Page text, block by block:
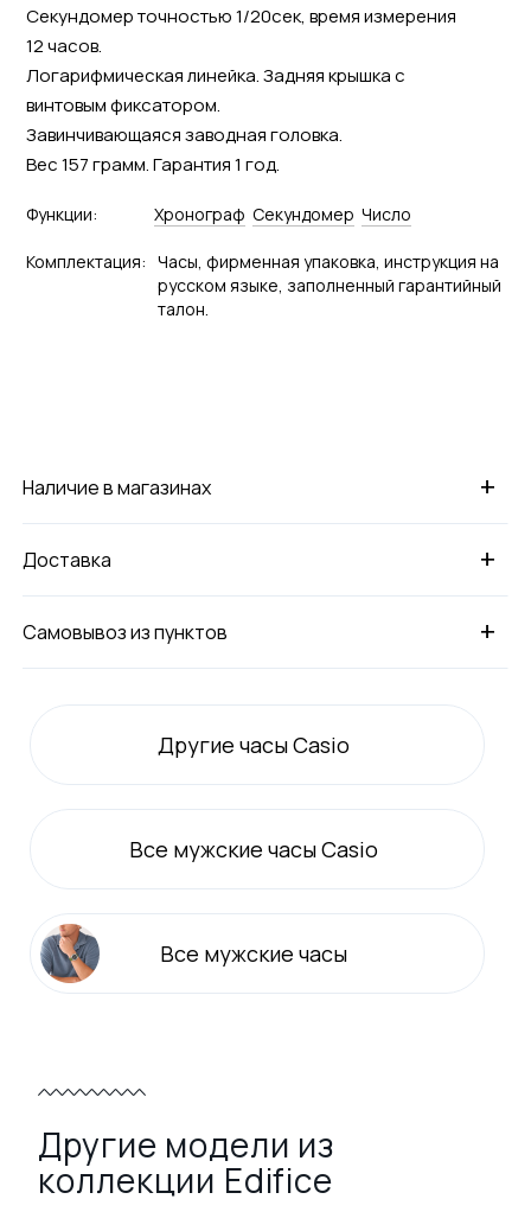
Секундомер точностью 1/20сек, время измерения
12 часов.
Логарифмическая линейка. Задняя крышка с
винтовым фиксатором.
Завинчивающаяся заводная головка.
Вес 157 грамм. Гарантия 1 год.
Функции: Хронограф Секундомер Число
Комплектация: Часы, фирменная упаковка, инструкция на
русском языке, заполненный гарантийный
талон.
+
Наличие в магазинах
+
Доставка
+
Самовывоз из пунктов
Другие часы Casio
Все мужские часы Casio
Все мужские часы
Другие модели из
коллекции Edifice